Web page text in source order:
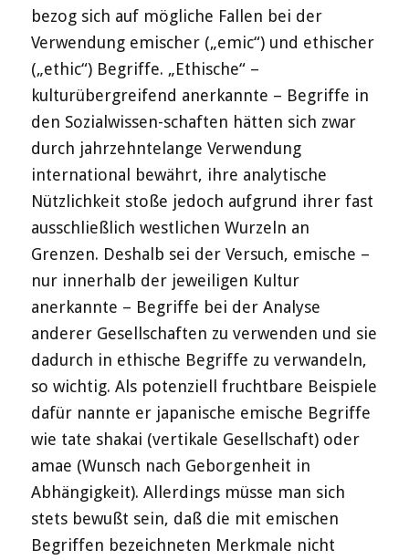
bezog sich auf mögliche Fallen bei der
Verwendung emischer („emic“) und ethischer
(„ethic“) Begriffe. „Ethische“ –
kulturübergreifend anerkannte – Begriffe in
den Sozialwissen-schaften hätten sich zwar
durch jahrzehntelange Verwendung
international bewährt, ihre analytische
Nützlichkeit stoße jedoch aufgrund ihrer fast
ausschließlich westlichen Wurzeln an
Grenzen. Deshalb sei der Versuch, emische –
nur innerhalb der jeweiligen Kultur
anerkannte – Begriffe bei der Analyse
anderer Gesellschaften zu verwenden und sie
dadurch in ethische Begriffe zu verwandeln,
so wichtig. Als potenziell fruchtbare Beispiele
dafür nannte er japanische emische Begriffe
wie tate shakai (vertikale Gesellschaft) oder
amae (Wunsch nach Geborgenheit in
Abhängigkeit). Allerdings müsse man sich
stets bewußt sein, daß die mit emischen
Begriffen bezeichneten Merkmale nicht